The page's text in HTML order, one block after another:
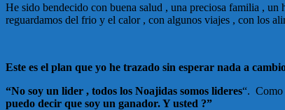
He sido bendecido con buena salud , una preciosa familia ,
reguardamos del frio y el calor , con algunos viajes , con los
Este es el plan que yo he trazado sin esperar nada a
“No soy un lider , todos los Noajidas somos lideres“. Como
puedo decir que soy un ganador. Y usted ?”